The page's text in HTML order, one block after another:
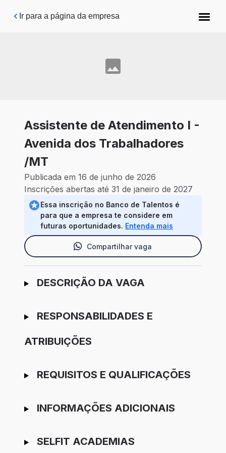
Pular para o conteúdo principal
Ir para a página da empresa
Assistente de Atendimento I -
Avenida dos Trabalhadores
/MT
Publicada em 16 de junho de 2026
Inscrições abertas até 31 de janeiro de 2027
Essa inscrição no Banco de Talentos é
para que a empresa te considere em
futuras oportunidades. Entenda mais
Compartilhar vaga
Ir para candidatura
DESCRIÇÃO DA VAGA
RESPONSABILIDADES E
ATRIBUIÇÕES
REQUISITOS E QUALIFICAÇÕES
INFORMAÇÕES ADICIONAIS
SELFIT ACADEMIAS